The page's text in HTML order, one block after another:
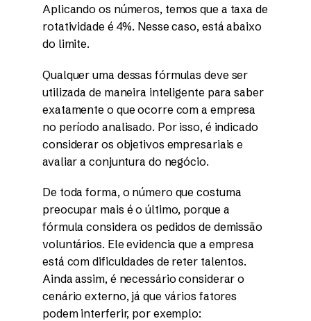
Aplicando os números, temos que a taxa de
rotatividade é 4%. Nesse caso, está abaixo
do limite.
Qualquer uma dessas fórmulas deve ser
utilizada de maneira inteligente para saber
exatamente o que ocorre com a empresa
no período analisado. Por isso, é indicado
considerar os objetivos empresariais e
avaliar a conjuntura do negócio.
De toda forma, o número que costuma
preocupar mais é o último, porque a
fórmula considera os pedidos de demissão
voluntários. Ele evidencia que a empresa
está com dificuldades de reter talentos.
Ainda assim, é necessário considerar o
cenário externo, já que vários fatores
podem interferir, por exemplo: